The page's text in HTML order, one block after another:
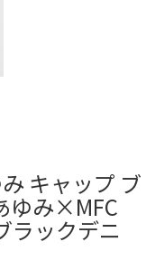
キャップ ブ
ゆみ×MFC
ラックデニ